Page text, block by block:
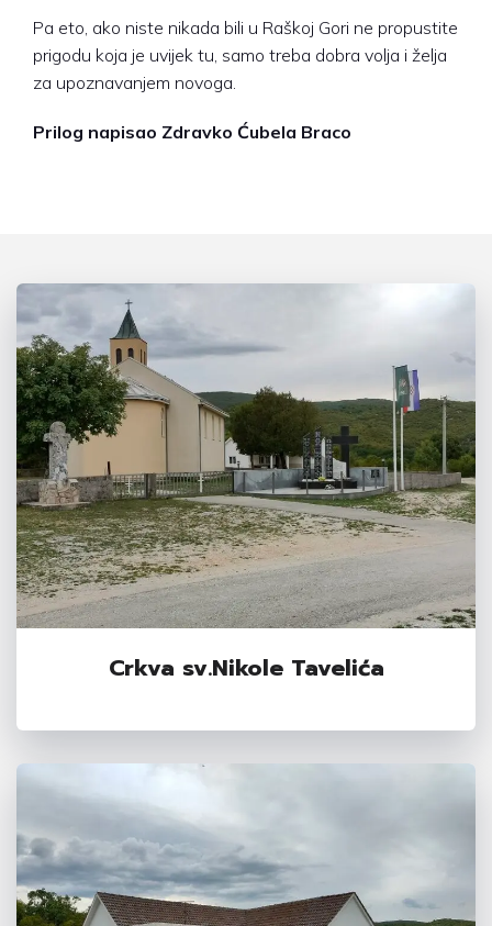
Pa eto, ako niste nikada bili u Raškoj Gori ne propustite
prigodu koja je uvijek tu, samo treba dobra volja i želja
za upoznavanjem novoga.
Prilog napisao Zdravko Ćubela Braco
Crkva sv.Nikole Tavelića